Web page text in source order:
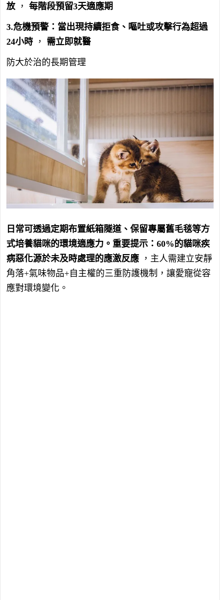
放 ， 每階段預留3天適應期
3.危機預警：當出現持續拒食、嘔吐或攻擊行為超過
24小時 ， 需立即就醫
防大於治的長期管理
日常可透過定期布置紙箱隧道、保留專屬舊毛毯等方
式培養貓咪的環境適應力。重要提示：60%的貓咪疾
病惡化源於未及時處理的應激反應 ，主人需建立安靜
角落+氣味物品+自主權的三重防護機制，讓愛寵從容
應對環境變化。